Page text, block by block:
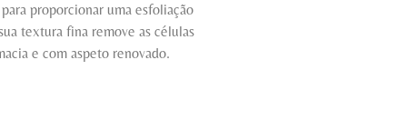
proporcionar uma esfoliação
textura fina remove as células
e com aspeto renovado.